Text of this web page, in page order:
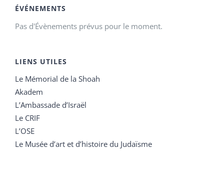
ÉVÉNEMENTS
Pas d'Évènements prévus pour le moment.
LIENS UTILES
Le Mémorial de la Shoah
Akadem
L’Ambassade d’Israël
Le CRIF
L’OSE
Le Musée d’art et d’histoire du Judaïsme